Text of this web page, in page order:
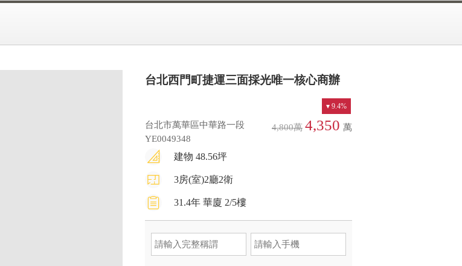
台北西門町捷運三面採光唯一核心商辦
台北市萬華區中華路一段
YE0049348
9.4%
4,800萬 4,350 萬
建物 48.56坪
3房(室)2廳2衛
31.4年 華廈 2/5樓